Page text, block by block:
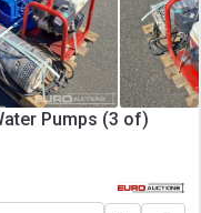
Pumps (3 of)